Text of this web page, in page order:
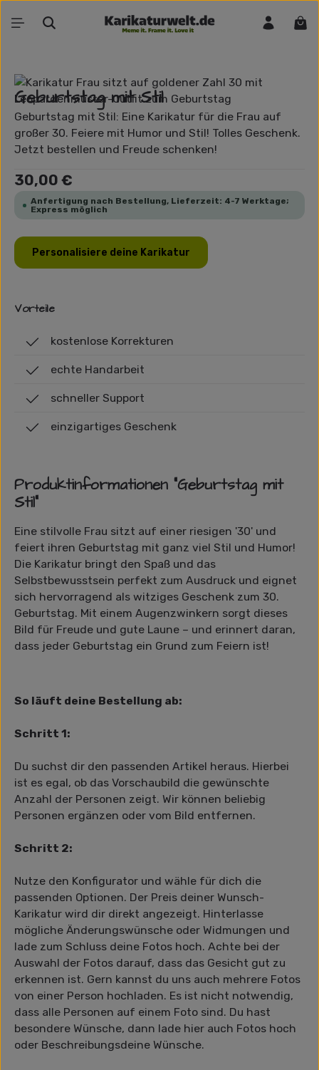
Zum Hauptinhalt springen
Bildergalerie überspringen
Geburtstag mit Stil
Geburtstag mit Stil: Eine Karikatur für die Frau auf
großer 30. Feiere mit Humor und Stil! Tolles Geschenk.
Jetzt bestellen und Freude schenken!
Regulärer Preis:
30,00 €
Anfertigung nach Bestellung, Lieferzeit: 4-7 Werktage;
Express möglich
Personalisiere deine Karikatur
Vorteile
kostenlose Korrekturen
echte Handarbeit
schneller Support
einzigartiges Geschenk
Produktinformationen "Geburtstag mit
Stil"
Eine stilvolle Frau sitzt auf einer riesigen '30' und
feiert ihren Geburtstag mit ganz viel Stil und Humor!
Die Karikatur bringt den Spaß und das
Selbstbewusstsein perfekt zum Ausdruck und eignet
sich hervorragend als witziges Geschenk zum 30.
Geburtstag. Mit einem Augenzwinkern sorgt dieses
Bild für Freude und gute Laune – und erinnert daran,
dass jeder Geburtstag ein Grund zum Feiern ist!
So läuft deine Bestellung ab:
Schritt 1:
Du suchst dir den passenden Artikel heraus. Hierbei
ist es egal, ob das Vorschaubild die gewünschte
Anzahl der Personen zeigt. Wir können beliebig
Personen ergänzen oder vom Bild entfernen.
Schritt 2:
Nutze den Konfigurator und wähle für dich die
passenden Optionen. Der Preis deiner Wunsch-
Karikatur wird dir direkt angezeigt. Hinterlasse
mögliche Änderungswünsche oder Widmungen und
lade zum Schluss deine Fotos hoch. Achte bei der
Auswahl der Fotos darauf, dass das Gesicht gut zu
erkennen ist. Gern kannst du uns auch mehrere Fotos
von einer Person hochladen. Es ist nicht notwendig,
dass alle Personen auf einem Foto sind. Du hast
besondere Wünsche, dann lade hier auch Fotos hoch
oder Beschreibungsdeine Wünsche.